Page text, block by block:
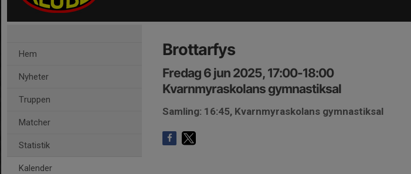
Hem
Nyheter
Truppen
Matcher
Statistik
Kalender
Brottarfys
Fredag 6 jun 2025, 17:00-18:00
Kvarnmyraskolans gymnastiksal
Samling: 16:45, Kvarnmyraskolans gymnastiksal